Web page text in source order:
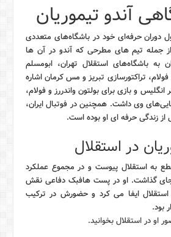
آندو تیموریان
دوران حرفه‌ای خود در باشگاه‌های متعددی
جمله تیم های مطرحی که آندو در آن ها
باشگاه‌های استقلال تهران، ابومسلم
فولام، تراکتورسازی تبریز و مس کرمان اشاره
و بازی برای بولتون واندررز و فولام،
وی داشت. همچنین در فوتبال ایران،
زندگی حرفه ای او بوده است.
در استقلال
به استقلال پیوست و در مجموع عملکرد
جای گذاشت. او در پست هافبک دفاعی نقش
ایفا می کرد و حضورش در ترکیب
بود.
او در استقلال بخوانید.